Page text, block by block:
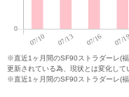
※直近1ヶ月間のSF90ストラダーレ(
更新されている為、現状とは変化して
※直近1ヶ月間のSF90ストラダーレ(